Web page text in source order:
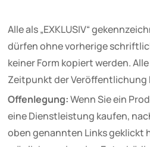
Alle als „EXKLUSIV“
dürfen ohne vorherige
keiner Form kopiert werden.
Zeitpunkt der Veröffentlichung
Offenlegung:Wenn Sie ein
eine Dienstleistung kaufen,
oben genannten Links geklickt